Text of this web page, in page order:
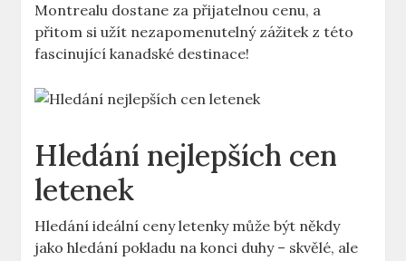
Montrealu dostane za přijatelnou cenu, a
přitom si užít nezapomenutelný zážitek z této
fascinující kanadské destinace!
Hledání nejlepších cen
letenek
Hledání ideální ceny letenky může být někdy
jako hledání pokladu na konci duhy – skvělé, ale